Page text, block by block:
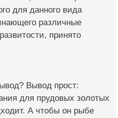
для данного вида
различные
принято
Вывод прост:
для прудовых золотых
А чтобы он рыбе